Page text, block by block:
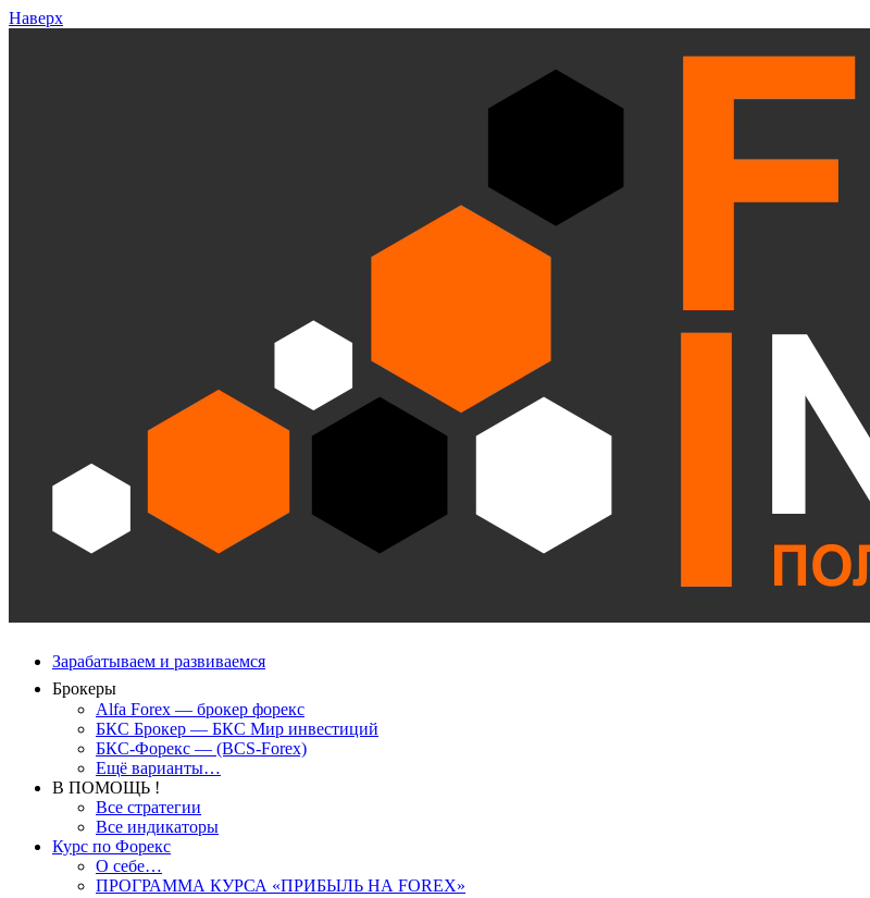
Наверх
Зарабатываем и развиваемся
Брокеры
Alfa Forex — брокер форекс
БКС Брокер — БКС Мир инвестиций
БКС-Форекс — (BCS-Forex)
Ещё варианты…
В ПОМОЩЬ !
Все стратегии
Все индикаторы
Курс по Форекс
О себе…
ПРОГРАММА КУРСА «ПРИБЫЛЬ НА FOREX»